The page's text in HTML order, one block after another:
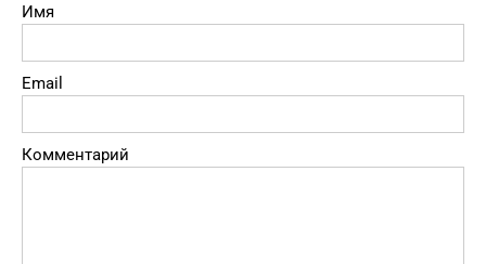
Имя
Email
Комментарий